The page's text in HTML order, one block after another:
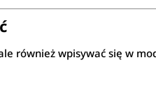
również wpisywać się w